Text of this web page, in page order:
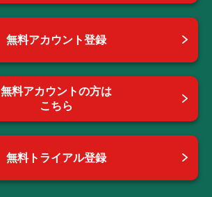
無料アカウント登録
無料アカウントの方は
こちら
無料トライアル登録